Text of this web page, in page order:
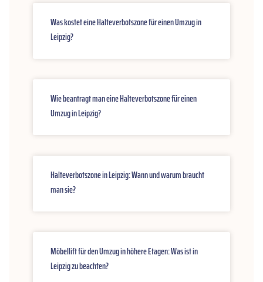
Was kostet eine Halteverbotszone für einen Umzug in
Leipzig?
Wie beantragt man eine Halteverbotszone für einen
Umzug in Leipzig?
Halteverbotszone in Leipzig: Wann und warum braucht
man sie?
Möbellift für den Umzug in höhere Etagen: Was ist in
Leipzig zu beachten?